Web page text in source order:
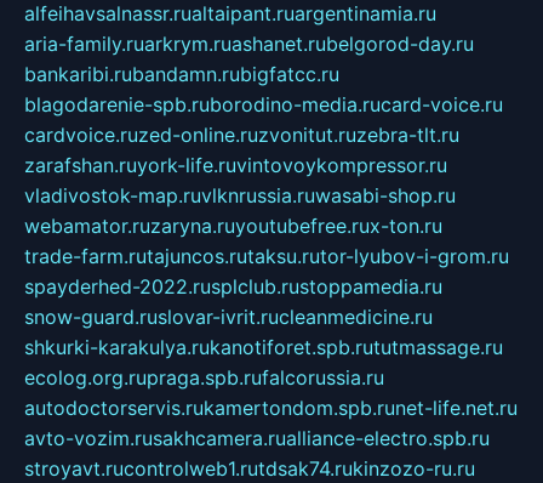
alfeihavsalnassr.rualtaipant.ruargentinamia.ru
aria-family.ruarkrym.ruashanet.rubelgorod-day.ru
bankaribi.rubandamn.rubigfatcc.ru
blagodarenie-spb.ruborodino-media.rucard-voice.ru
cardvoice.ruzed-online.ruzvonitut.ruzebra-tlt.ru
zarafshan.ruyork-life.ruvintovoykompressor.ru
vladivostok-map.ruvlknrussia.ruwasabi-shop.ru
webamator.ruzaryna.ruyoutubefree.rux-ton.ru
trade-farm.rutajuncos.rutaksu.rutor-lyubov-i-grom.ru
spayderhed-2022.rusplclub.rustoppamedia.ru
snow-guard.ruslovar-ivrit.rucleanmedicine.ru
shkurki-karakulya.rukanotiforet.spb.rututmassage.ru
ecolog.org.rupraga.spb.rufalcorussia.ru
autodoctorservis.rukamertondom.spb.runet-life.net.ru
avto-vozim.rusakhcamera.rualliance-electro.spb.ru
stroyavt.rucontrolweb1.rutdsak74.rukinzozo-ru.ru